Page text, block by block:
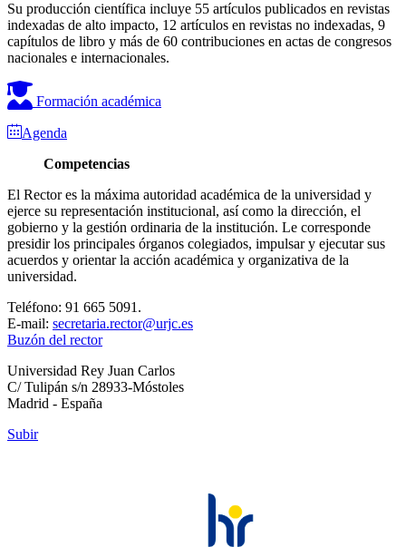
Su producción científica incluye 55 artículos publicados en revistas
indexadas de alto impacto, 12 artículos en revistas no indexadas, 9
capítulos de libro y más de 60 contribuciones en actas de congresos
nacionales e internacionales.
Formación académica
Agenda
Competencias
El Rector es la máxima autoridad académica de la universidad y
ejerce su representación institucional, así como la dirección, el
gobierno y la gestión ordinaria de la institución. Le corresponde
presidir los principales órganos colegiados, impulsar y ejecutar sus
acuerdos y orientar la acción académica y organizativa de la
universidad.
Teléfono: 91 665 5091.
E-mail: secretaria.rector@urjc.es
Buzón del rector
Universidad Rey Juan Carlos
C/ Tulipán s/n 28933-Móstoles
Madrid - España
Subir